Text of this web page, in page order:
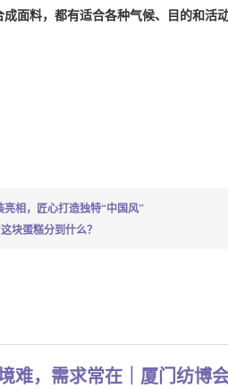
面料，都有适合各种气候、目的和活
相，匠心打造独特“中国风”
块蛋糕分到什么？
难，需求常在｜厦门纺博